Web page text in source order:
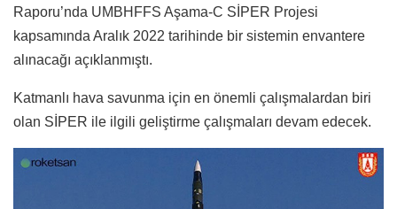
Raporu’nda UMBHFFS Aşama-C SİPER Projesi
kapsamında Aralık 2022 tarihinde bir sistemin envantere
alınacağı açıklanmıştı.
Katmanlı hava savunma için en önemli çalışmalardan biri
olan SİPER ile ilgili geliştirme çalışmaları devam edecek.